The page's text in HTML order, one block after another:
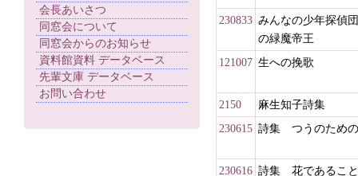
会長あいさつ
同窓会について
同窓会からのお知らせ
資料館資料 データベース
先輩文庫 データベース
お問い合わせ
230833 みんなの少年探偵
の緑魔帝王
121007 生への挽歌
2150
麻生知子詩集
230615 詩集 つうのため
230616 詩集 花であること